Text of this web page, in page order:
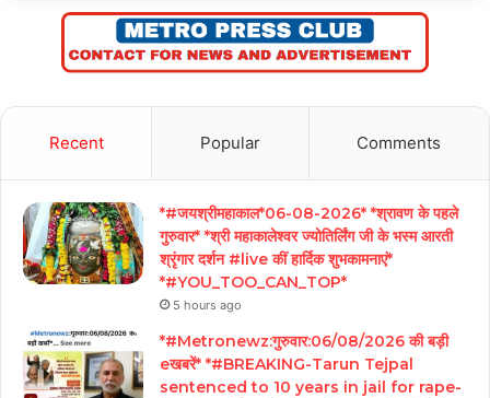
Recent Popular Comments
*#जयश्रीमहाकाल*06-08-2026* *श्रावण के पहले
गुरुवार* *श्री महाकालेश्वर ज्योतिर्लिंग जी के भस्म आरती
श्रृंगार दर्शन #live कीं हार्दिक शुभकामनाएं*
*#YOU_TOO_CAN_TOP*
5 hours ago
*#Metronewz:गुरुवार:06/08/2026 की बड़ी
eखबरें* *#BREAKING-Tarun Tejpal
sentenced to 10 years in jail for rape-